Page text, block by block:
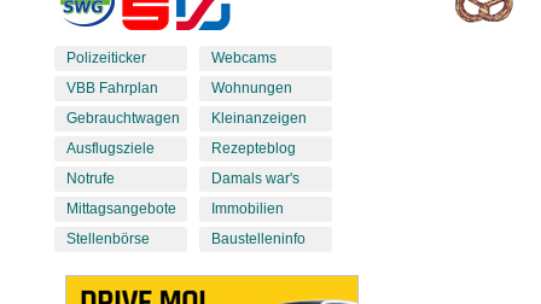
Polizeiticker
VBB Fahrplan
Gebrauchtwagen
Ausflugsziele
Notrufe
Mittagsangebote
Stellenbörse
Webcams
Wohnungen
Kleinanzeigen
Rezepteblog
Damals war's
Immobilien
Baustelleninfo